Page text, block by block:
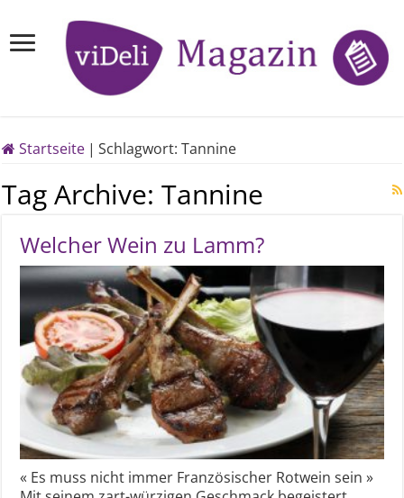
Startseite | Schlagwort:Tannine
Tag Archive:Tannine
Welcher Wein zu Lamm?
« Es muss nicht immer Französischer Rotwein sein »